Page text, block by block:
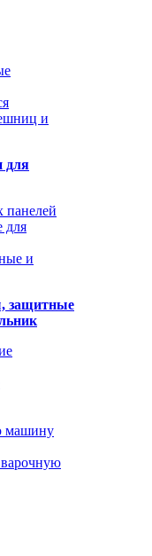
и
для
панелей
для
и
защитные
машину